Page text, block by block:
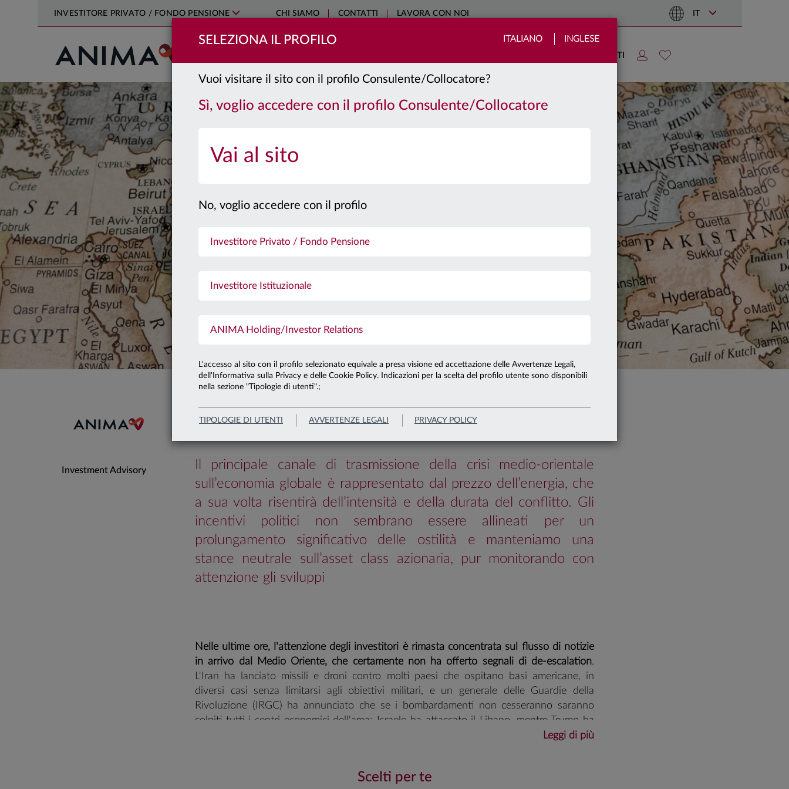
SELEZIONA IL PROFILO ITALIANO INGLESE
Vuoi visitare il sito con il profilo Consulente/Collocatore?
Sì, voglio accedere con il profilo Consulente/Collocatore
Vai al sito
No, voglio accedere con il profilo
Investitore Privato / Fondo Pensione
Investitore Istituzionale
ANIMA Holding/Investor Relations
L'accesso al sito con il profilo selezionato equivale a presa visione ed accettazione delle Avvertenze Legali,
dell'Informativa sulla Privacy e delle Cookie Policy. Indicazioni per la scelta del profilo utente sono disponibili
nella sezione "Tipologie di utenti".;
TIPOLOGIE DI UTENTI AVVERTENZE LEGALI PRIVACY POLICY
INVESTITORE PRIVATO / FONDO PENSIONE CHI SIAMO CONTATTI LAVORA CON NOI
AREA CLIENTI
Investment Advisory
E LA VIEW DI ANIMA
Grafico del mese Azioni Obbligazioni Politica Quadro macro
Il principale canale di trasmissione della crisi medio-orientale
sull’economia globale è rappresentato dal prezzo dell’energia, che
a sua volta risentirà dell’intensità e della durata del conflitto. Gli
incentivi politici non sembrano essere allineati per un
prolungamento significativo delle ostilità e manteniamo una
stance neutrale sull’asset class azionaria, pur monitorando con
attenzione gli sviluppi
Nelle ultime ore, l'attenzione degli investitori è rimasta concentrata sul flusso di notizie
in arrivo dal Medio Oriente, che certamente non ha offerto segnali di de-escalation.
L'Iran ha lanciato missili e droni contro molti paesi che ospitano basi americane, in
diversi casi senza limitarsi agli obiettivi militari, e un generale delle Guardie della
Rivoluzione (IRGC) ha annunciato che se i bombardamenti non cesseranno saranno
colpiti tutti i centri economici dell'area; Israele ha attaccato il Libano, mentre Trump ha
preannunciato un inasprimento dei raid, dichiarando alla CNN che: “gli Stati Uniti non
commerciali attraverso lo Stretto di Hormuz (da cui transita circa il 20% dei flussi globali
Leggi di più
Scelti per te